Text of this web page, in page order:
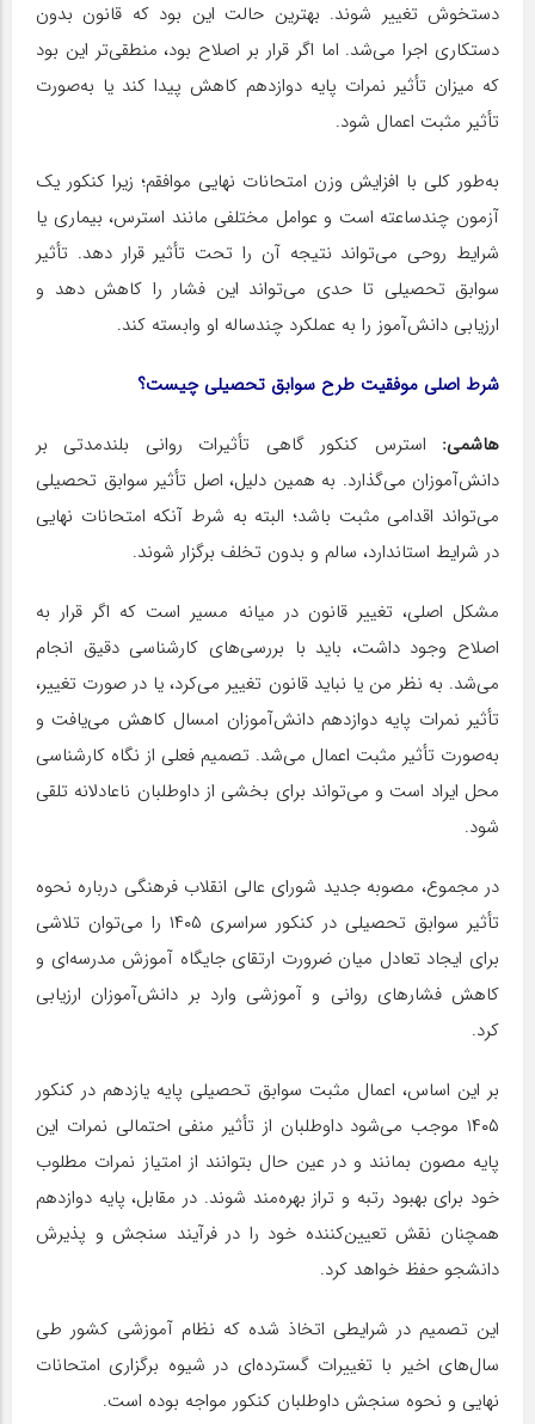
دستخوش تغییر شوند. بهترین حالت این بود که قانون بدون
دستکاری اجرا می‌شد. اما اگر قرار بر اصلاح بود، منطقی‌تر این بود
که میزان تأثیر نمرات پایه دوازدهم کاهش پیدا کند یا به‌صورت
تأثیر مثبت اعمال شود.
به‌طور کلی با افزایش وزن امتحانات نهایی موافقم؛ زیرا کنکور یک
آزمون چندساعته است و عوامل مختلفی مانند استرس، بیماری یا
شرایط روحی می‌تواند نتیجه آن را تحت تأثیر قرار دهد. تأثیر
سوابق تحصیلی تا حدی می‌تواند این فشار را کاهش دهد و
ارزیابی دانش‌آموز را به عملکرد چندساله او وابسته کند.
شرط اصلی موفقیت طرح سوابق تحصیلی چیست؟
هاشمی: استرس کنکور گاهی تأثیرات روانی بلندمدتی بر
دانش‌آموزان می‌گذارد. به همین دلیل، اصل تأثیر سوابق تحصیلی
می‌تواند اقدامی مثبت باشد؛ البته به شرط آنکه امتحانات نهایی
در شرایط استاندارد، سالم و بدون تخلف برگزار شوند.
مشکل اصلی، تغییر قانون در میانه مسیر است که اگر قرار به
اصلاح وجود داشت، باید با بررسی‌های کارشناسی دقیق انجام
می‌شد. به نظر من یا نباید قانون تغییر می‌کرد، یا در صورت تغییر،
تأثیر نمرات پایه دوازدهم دانش‌آموزان امسال کاهش می‌یافت و
به‌صورت تأثیر مثبت اعمال می‌شد. تصمیم فعلی از نگاه کارشناسی
محل ایراد است و می‌تواند برای بخشی از داوطلبان ناعادلانه تلقی
شود.
در مجموع، مصوبه جدید شورای عالی انقلاب فرهنگی درباره نحوه
تأثیر سوابق تحصیلی در کنکور سراسری ۱۴۰۵ را می‌توان تلاشی
برای ایجاد تعادل میان ضرورت ارتقای جایگاه آموزش مدرسه‌ای و
کاهش فشارهای روانی و آموزشی وارد بر دانش‌آموزان ارزیابی
کرد.
بر این اساس، اعمال مثبت سوابق تحصیلی پایه یازدهم در کنکور
۱۴۰۵ موجب می‌شود داوطلبان از تأثیر منفی احتمالی نمرات این
پایه مصون بمانند و در عین حال بتوانند از امتیاز نمرات مطلوب
خود برای بهبود رتبه و تراز بهره‌مند شوند. در مقابل، پایه دوازدهم
همچنان نقش تعیین‌کننده خود را در فرآیند سنجش و پذیرش
دانشجو حفظ خواهد کرد.
این تصمیم در شرایطی اتخاذ شده که نظام آموزشی کشور طی
سال‌های اخیر با تغییرات گسترده‌ای در شیوه برگزاری امتحانات
نهایی و نحوه سنجش داوطلبان کنکور مواجه بوده است.